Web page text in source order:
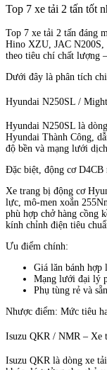
Top 7 xe tải 2 tấn tốt
Top 7 xe tải 2 tấn đáng
Hino XZU, JAC N200S,
theo tiêu chí chất lượng
Dưới đây là phân tích
Hyundai N250SL /
Hyundai N250SL là
Hyundai Thành Công,
độ bền và mạng lưới
Đặc biệt, động cơ D4CB
Xe trang bị động cơ
lực, mô-men xoắn
phù hợp chở hàng cồng
kính chỉnh điện tiêu
Ưu điểm chính:
Giá lăn bánh hợp
Mạng lưới đại lý
Phụ tùng rẻ và
Nhược điểm: Mức tiêu
Isuzu QKR / NMR – Xe
Isuzu QKR là dòng xe